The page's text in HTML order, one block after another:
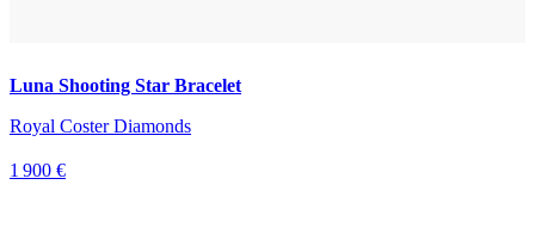
Luna Shooting Star Bracelet
Royal Coster Diamonds
1 900 €